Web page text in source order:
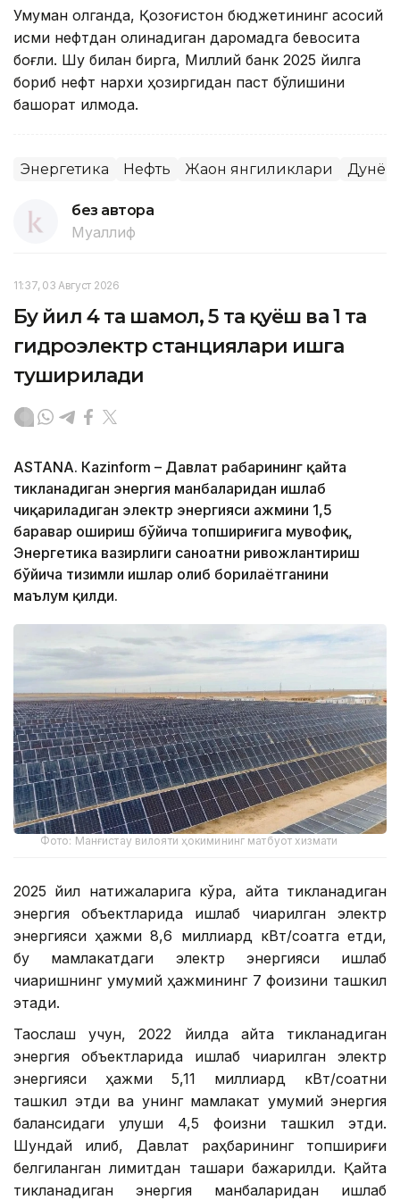
Умуман олганда, Қозоғистон бюджетининг асосий
қисми нефтдан олинадиган даромадга бевосита
боғлиқ. Шу билан бирга, Миллий банк 2025 йилга
бориб нефт нархи ҳозиргидан паст бўлишини
башорат қилмоқда.
Энергетика Нефть Жаҳон янгиликлари Дунё
без автора
Муаллиф
11:37, 03 Август 2026
Бу йил 4 та шамол, 5 та қуёш ва 1 та
гидроэлектр станциялари ишга
туширилади
ASTANА. Кazinform – Давлат раҳбарининг қайта
тикланадиган энергия манбаларидан ишлаб
чиқариладиган электр энергияси ҳажмини 1,5
баравар ошириш бўйича топшириғига мувофиқ,
Энергетика вазирлиги саноатни ривожлантириш
бўйича тизимли ишлар олиб борилаётганини
маълум қилди.
Фото: Манғистау вилояти ҳокимининг матбуот хизмати
2025 йил натижаларига кўра, қайта тикланадиган
энергия объектларида ишлаб чиқарилган электр
энергияси ҳажми 8,6 миллиард кВт/соатга етди,
бу мамлакатдаги электр энергияси ишлаб
чиқаришнинг умумий ҳажмининг 7 фоизини ташкил
этади.
Таққослаш учун, 2022 йилда қайта тикланадиган
энергия объектларида ишлаб чиқарилган электр
энергияси ҳажми 5,11 миллиард кВт/соатни
ташкил этди ва унинг мамлакат умумий энергия
балансидаги улуши 4,5 фоизни ташкил этди.
Шундай қилиб, Давлат раҳбарининг топшириғи
белгиланган лимитдан ташқари бажарилди. Қайта
тикланадиган энергия манбаларидан ишлаб